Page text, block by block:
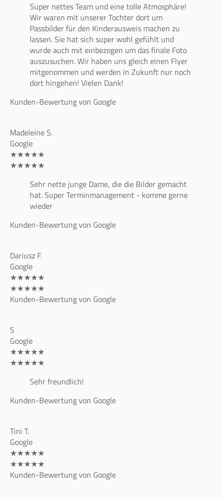
Super nettes Team und eine tolle Atmosphäre!
Wir waren mit unserer Tochter dort um
Passbilder für den Kinderausweis machen zu
lassen. Sie hat sich super wohl gefühlt und
wurde auch mit einbezogen um das finale Foto
auszusuchen. Wir haben uns gleich einen Flyer
mitgenommen und werden in Zukunft nur noch
dort hingehen! Vielen Dank!
Kunden-Bewertung von Google
Madeleine S.
Google
★★★★★
★★★★★
Sehr nette junge Dame, die die Bilder gemacht
hat. Super Terminmanagement - komme gerne
wieder
Kunden-Bewertung von Google
Dariusz F.
Google
★★★★★
★★★★★
Kunden-Bewertung von Google
S
Google
★★★★★
★★★★★
Sehr freundlich!
Kunden-Bewertung von Google
Tini T.
Google
★★★★★
★★★★★
Kunden-Bewertung von Google